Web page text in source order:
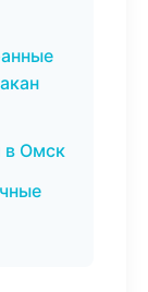
в Омск